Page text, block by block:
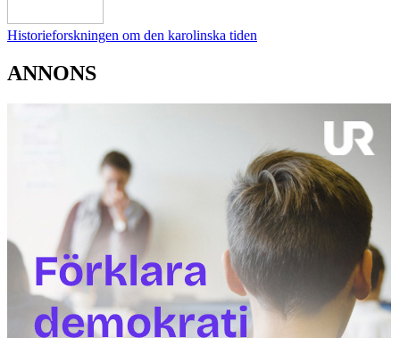
Historieforskningen om den karolinska tiden
ANNONS